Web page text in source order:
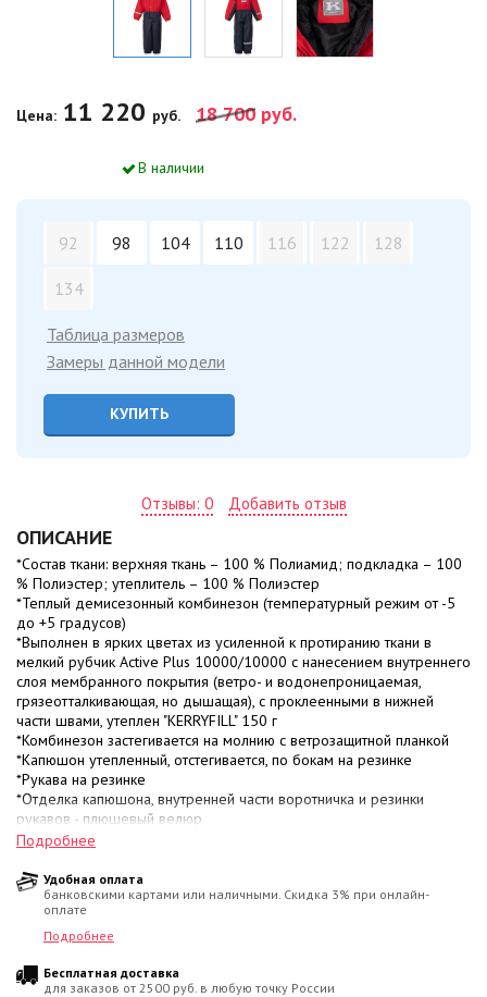
Цена: 11 220 руб. 18 700 руб.
В наличии
92 98 104 110 116 122 128
134
Таблица размеров
Замеры данной модели
КУПИТЬ
Отзывы: 0 Добавить отзыв
ОПИСАНИЕ
*Состав ткани: верхняя ткань – 100 % Полиамид; подкладка – 100
% Полиэстер; утеплитель – 100 % Полиэстер
*Теплый демисезонный комбинезон (температурный режим от -5
до +5 градусов)
*Выполнен в ярких цветах из усиленной к протиранию ткани в
мелкий рубчик Active Plus 10000/10000 с нанесением внутреннего
слоя мембранного покрытия (ветро- и водонепроницаемая,
грязеотталкивающая, но дышащая), с проклеенными в нижней
части швами, утеплен "KERRYFILL" 150 г
*Комбинезон застегивается на молнию с ветрозащитной планкой
*Капюшон утепленный, отстегивается, по бокам на резинке
*Рукава на резинке
*Отделка капюшона, внутренней части воротничка и резинки
рукавов - плюшевый велюр
*Имеется карман на молнии
*Низ брюк на резинке, со штрипками
*Имеются светоотражающие элементы
*Цвет малиново-красный/темно-синий
Подробнее
Удобная оплата
банковскими картами или наличными. Скидка 3% при онлайн-
оплате
Подробнее
Бесплатная доставка
для заказов от 2500 руб. в любую точку России